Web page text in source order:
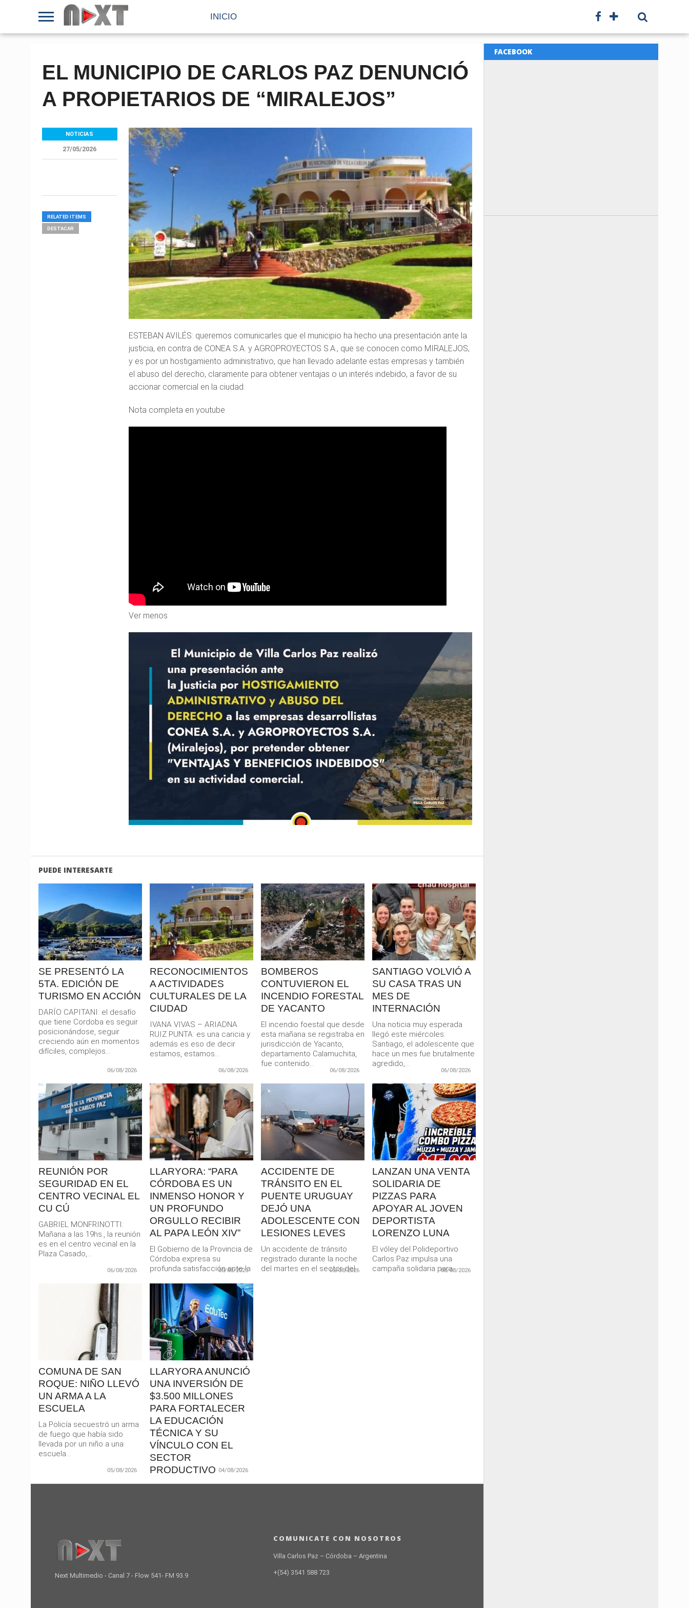
INICIO
EL MUNICIPIO DE CARLOS PAZ DENUNCIÓ
A PROPIETARIOS DE “MIRALEJOS”
ESTEBAN AVILÉS: queremos comunicarles que el municipio ha hecho una presentación ante la
justicia, en contra de CONEA S.A. y AGROPROYECTOS S.A., que se conocen como MIRALEJOS,
y es por un hostigamiento administrativo, que han llevado adelante estas empresas y también
el abuso del derecho, claramente para obtener ventajas o un interés indebido, a favor de su
accionar comercial en la ciudad.
Nota completa en youtube
Ver menos
NOTICIAS
27/05/2026
RELATED ITEMS
DESTACAR
PUEDE INTERESARTE
LEER
MAS
SE PRESENTÓ LA
5TA. EDICIÓN DE
TURISMO EN ACCIÓN
DARÍO CAPITANI: el desafío
que tiene Cordoba es seguir
posicionándose, seguir
creciendo aún en momentos
difíciles, complejos...
06/08/2026
LEER
MAS
RECONOCIMIENTOS
A ACTIVIDADES
CULTURALES DE LA
CIUDAD
IVANA VIVAS – ARIADNA
RUIZ PUNTA: es una caricia y
además es eso de decir
estamos, estamos...
06/08/2026
LEER
MAS
BOMBEROS
CONTUVIERON EL
INCENDIO FORESTAL
DE YACANTO
El incendio foestal que desde
esta mañana se registraba en
jurisdicción de Yacanto,
departamento Calamuchita,
fue contenido...
06/08/2026
LEER
MAS
SANTIAGO VOLVIÓ A
SU CASA TRAS UN
MES DE
INTERNACIÓN
Una noticia muy esperada
llegó este miércoles:
Santiago, el adolescente que
hace un mes fue brutalmente
agredido,...
06/08/2026
LEER
MAS
REUNIÓN POR
SEGURIDAD EN EL
CENTRO VECINAL EL
CU CÚ
GABRIEL MONFRINOTTI:
Mañana a las 19hs., la reunión
es en el centro vecinal en la
Plaza Casado,...
06/08/2026
LEER
MAS
LLARYORA: “PARA
CÓRDOBA ES UN
INMENSO HONOR Y
UN PROFUNDO
ORGULLO RECIBIR
AL PAPA LEÓN XIV”
El Gobierno de la Provincia de
Córdoba expresa su
profunda satisfacción ante la
05/08/2026
LEER
MAS
ACCIDENTE DE
TRÁNSITO EN EL
PUENTE URUGUAY
DEJÓ UNA
ADOLESCENTE CON
LESIONES LEVES
Un accidente de tránsito
registrado durante la noche
del martes en el sector del
05/08/2026
LEER
MAS
LANZAN UNA VENTA
SOLIDARIA DE
PIZZAS PARA
APOYAR AL JOVEN
DEPORTISTA
LORENZO LUNA
El vóley del Polideportivo
Carlos Paz impulsa una
campaña solidaria para05/08/2026
LEER
MAS
COMUNA DE SAN
ROQUE: NIÑO LLEVÓ
UN ARMA A LA
ESCUELA
La Policía secuestró un arma
de fuego que había sido
llevada por un niño a una
escuela...
05/08/2026
LEER
MAS
LLARYORA ANUNCIÓ
UNA INVERSIÓN DE
$3.500 MILLONES
PARA FORTALECER
LA EDUCACIÓN
TÉCNICA Y SU
VÍNCULO CON EL
SECTOR
PRODUCTIVO
El gobernador Martín Llaryora
04/08/2026
FACEBOOK
Next Multimedio - Canal 7 - Flow 541- FM 93.9
COMUNICATE CON NOSOTROS
Villa Carlos Paz – Córdoba – Argentina
+(54) 3541 588 723